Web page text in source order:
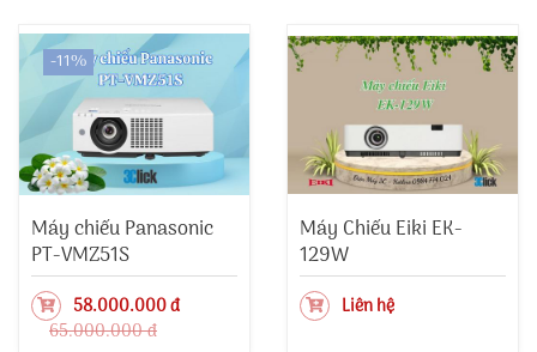
-11%
Máy chiếu Panasonic
PT-VMZ51S
58.000.000 đ
65.000.000 đ
Máy Chiếu Eiki EK-
129W
Liên hệ